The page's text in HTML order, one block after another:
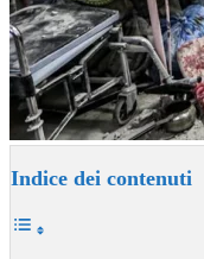
Indice dei contenuti